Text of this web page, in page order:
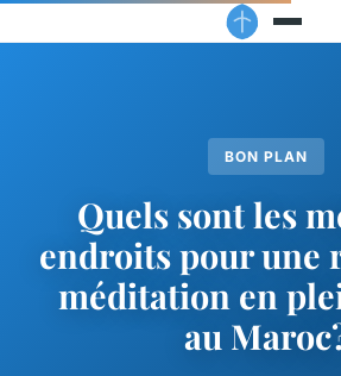
BON PLAN
Quels sont les
endroits pour une
méditation en
au